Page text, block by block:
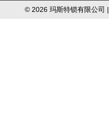
© 2026 玛斯特锁有限公司 |